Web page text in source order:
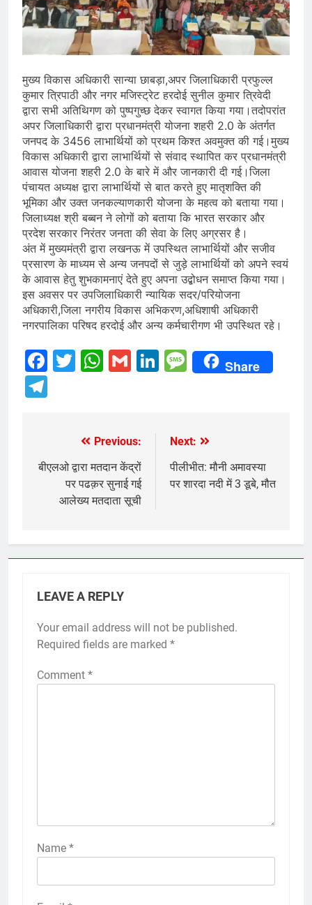
मुख्य विकास अधिकारी सान्या छाबड़ा,अपर जिलाधिकारी प्रफुल्ल
कुमार त्रिपाठी और नगर मजिस्ट्रेट हरदोई सुनील कुमार त्रिवेदी
द्वारा सभी अतिथिगण को पुष्पगुच्छ देकर स्वागत किया गया।तदोपरांत
अपर जिलाधिकारी द्वारा प्रधानमंत्री योजना शहरी 2.0 के अंतर्गत
जनपद के 3456 लाभार्थियों को प्रथम किश्त अवमुक्त की गई।मुख्य
विकास अधिकारी द्वारा लाभार्थियों से संवाद स्थापित कर प्रधानमंत्री
आवास योजना शहरी 2.0 के बारे में और जानकारी दी गई।जिला
पंचायत अध्यक्ष द्वारा लाभार्थियों से बात करते हुए मातृशक्ति की
भूमिका और उक्त जनकल्याणकारी योजना के महत्व को बताया गया।
जिलाध्यक्ष श्री बब्बन ने लोगों को बताया कि भारत सरकार और
प्रदेश सरकार निरंतर जनता की सेवा के लिए अग्रसर है।
अंत में मुख्यमंत्री द्वारा लखनऊ में उपस्थित लाभार्थियों और सजीव
प्रसारण के माध्यम से अन्य जनपदों से जुड़े लाभार्थियों को अपने स्वयं
के आवास हेतु शुभकामनाएं देते हुए अपना उद्बोधन समाप्त किया गया।
इस अवसर पर उपजिलाधिकारी न्यायिक सदर/परियोजना
अधिकारी,जिला नगरीय विकास अभिकरण,अधिशाषी अधिकारी
नगरपालिका परिषद हरदोई और अन्य कर्मचारीगण भी उपस्थित रहे।
Facebook
Twitter
WhatsApp
GmailLinkedIn
Message
Share
navigation
Previous:
बीएलओ द्वारा मतदान केंद्रों
पर पढक़र सुनाई गई
आलेख्य मतदाता सूची
Next:
पीलीभीत: मौनी अमावस्या
पर शारदा नदी में 3 डूबे, मौत
LEAVE A REPLY
Your email address will not be published.
Required fields are marked *
Comment *
Name *